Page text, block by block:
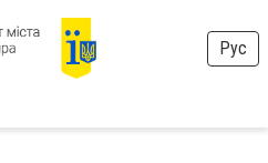
Рус